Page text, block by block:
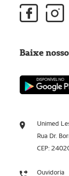
Unimed
Rua Dr.
CEP:
Ouvidoria
Baixe